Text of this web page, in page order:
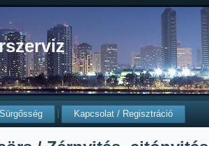
Sürgősség Kapcsolat / Regisztráció